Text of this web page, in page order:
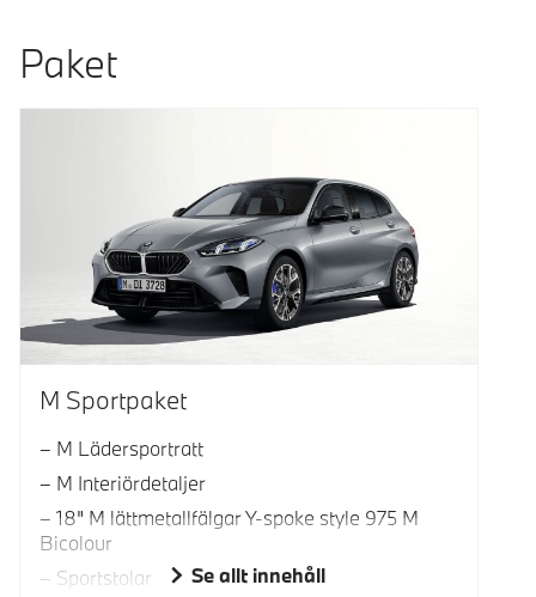
Paket
M Sportpaket
M Lädersportratt
M Interiördetaljer
18" M lättmetallfälgar Y-spoke style 975 M
Bicolour
Sportstolar
Se allt innehåll